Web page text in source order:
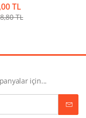
TL
TL
için...